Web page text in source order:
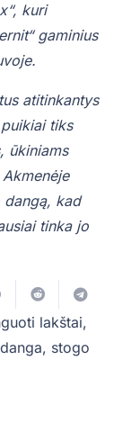
kuri
gaminius
atitinkantys
tiks
ūkiniams
kad
tinka jo
lakštai,
, stogo